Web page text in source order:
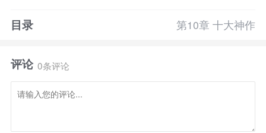
界，小说里面的一切，都能够映照当世，一作者一世
只要你会写好看的小说，你就是横断万古的大神。
目录 第10章 十大神作
评论 0条评论